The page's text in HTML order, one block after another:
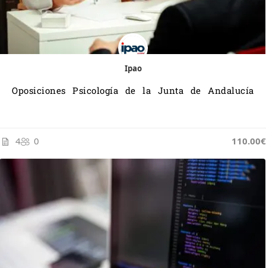
Ipao
Oposiciones Psicología de la Junta de Andalucía
4 0 110.00€